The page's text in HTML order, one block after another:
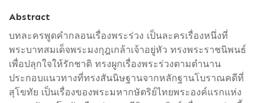
Abstract
บทละครพูดคำกลอนเรื่องพระร่วง เป็นละครเรื่องหนึ่งที่
พระบาทสมเด็จพระมงกุฎเกล้าเจ้าอยู่หัว ทรงพระราชนิพนธ์
เพื่อปลุกใจให้รักชาติ ทรงผูกเรื่องพระร่วงตามตำนาน
ประกอบแนวทางที่ทรงสันนิษฐานจากหลักฐานโบราณคดีที่
สุโขทัย เป็นเรื่องของพระมหากษัตริย์ไทยพระองค์แรกแห่ง